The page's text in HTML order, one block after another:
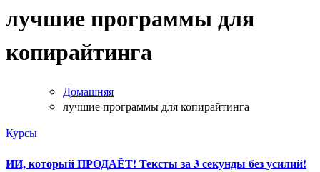
лучшие программы для
копирайтинга
Домашняя
лучшие программы для копирайтинга
Курсы
ИИ, который ПРОДАЁТ! Тексты за 3 секунды без усилий!